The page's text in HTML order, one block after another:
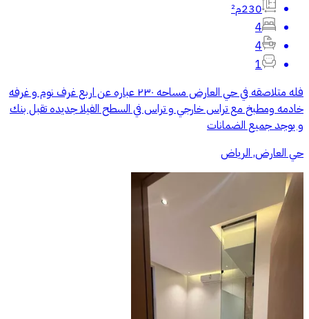
230م²
4
4
1
فله متلاصقه في حي العارض مساحه ٢٣٠ عباره عن اربع غرف نوم و غرفه
خادمه ومطبخ مع تراس خارجي و تراس في السطح الفيلا جديده تقبل بنك
و يوجد جميع الضمانات
حي العارض, الرياض